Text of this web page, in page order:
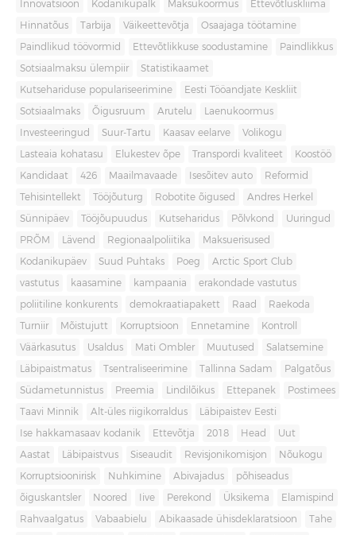
Innovatsioon Kodanikupalk Maksukoormus Ettevõtluskliima
Hinnatõus Tarbija Väikeettevõtja Osaajaga töötamine
Paindlikud töövormid Ettevõtlikkuse soodustamine Paindlikkus
Sotsiaalmaksu ülempiir Statistikaamet
Kutsehariduse populariseerimine Eesti Tööandjate Keskliit
Sotsiaalmaks Õigusruum Arutelu Laenukoormus
Investeeringud Suur-Tartu Kaasav eelarve Volikogu
Lasteaia kohatasu Elukestev õpe Transpordi kvaliteet Koostöö
Kandidaat 426 Maailmavaade Isesõitev auto Reformid
Tehisintellekt Tööjõuturg Robotite õigused Andres Herkel
Sünnipäev Tööjõupuudus Kutseharidus Põlvkond Uuringud
PRÕM Lävend Regionaalpoliitika Maksuerisused
Kodanikupäev Suud Puhtaks Poeg Arctic Sport Club
vastutus kaasamine kampaania erakondade vastutus
poliitiline konkurents demokraatiapakett Raad Raekoda
Turniir Mõistujutt Korruptsioon Ennetamine Kontroll
Väärkasutus Usaldus Mati Ombler Muutused Salatsemine
Läbipaistmatus Tsentraliseerimine Tallinna Sadam Palgatõus
Südametunnistus Preemia Lindilõikus Ettepanek Postimees
Taavi Minnik Alt-üles riigikorraldus Läbipaistev Eesti
Ise hakkamasaav kodanik Ettevõtja 2018 Head Uut
Aastat Läbipaistvus Siseaudit Revisjonikomisjon Nõukogu
Korruptsioonirisk Nuhkimine Abivajadus põhiseadus
õiguskantsler Noored Iive Perekond Üksikema Elamispind
Rahvaalgatus Vabaabielu Abikaasade ühisdeklaratsioon Tahe